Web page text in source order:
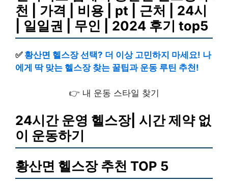
천 | 가격 | 비용 | pt | 근처 | 24시
| 일일권 | 무인 | 2024 후기 top5
✅ 황산면 헬스장 선택? 더 이상 고민하지 마세요! 나
에게 딱 맞는 헬스장 찾는 꿀팁과 운동 루틴 추천!
👉 내 운동 스타일 찾기
24시간 운영 헬스장| 시간 제약 없
이 운동하기
황산면 헬스장 추천 TOP 5